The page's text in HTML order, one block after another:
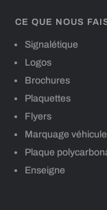
CE QUE NOUS
Signalétique
Logos
Brochures
Plaquettes
Flyers
Marquage
Plaque
Enseigne